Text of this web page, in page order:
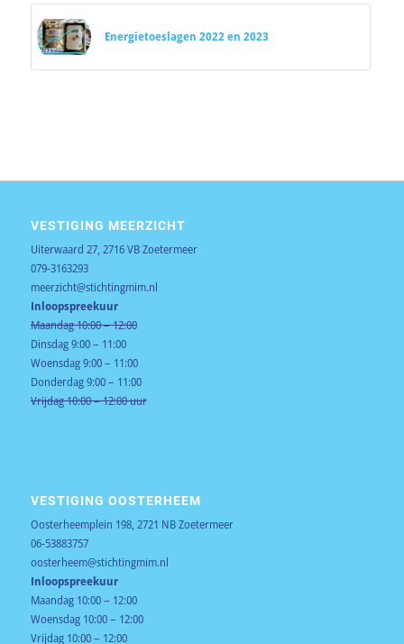
Energietoeslagen 2022 en 2023
VESTIGING MEERZICHT
Uiterwaard 27, 2716 VB Zoetermeer
079-3163293
meerzicht@stichtingmim.nl
Inloopspreekuur
Maandag 10:00 – 12:00
Dinsdag 9:00 – 11:00
Woensdag 9:00 – 11:00
Donderdag 9:00 – 11:00
Vrijdag 10:00 – 12:00 uur
VESTIGING OOSTERHEEM
Oosterheemplein 198, 2721 NB Zoetermeer
06-53883757
oosterheem@stichtingmim.nl
Inloopspreekuur
Maandag 10:00 – 12:00
Woensdag 10:00 – 12:00
Vrijdag 10:00 – 12:00